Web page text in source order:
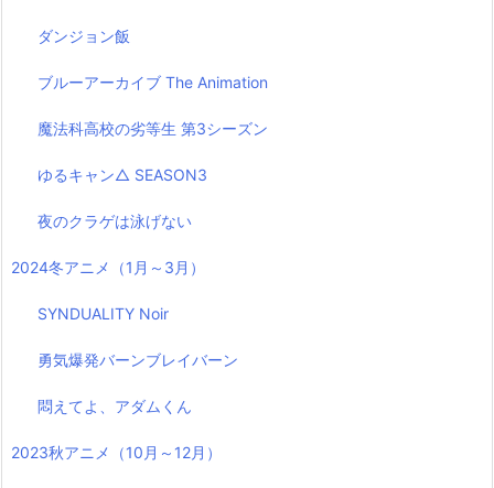
ダンジョン飯
ブルーアーカイブ The Animation
魔法科高校の劣等生 第3シーズン
ゆるキャン△ SEASON3
夜のクラゲは泳げない
2024冬アニメ（1月～3月）
SYNDUALITY Noir
勇気爆発バーンブレイバーン
悶えてよ、アダムくん
2023秋アニメ（10月～12月）